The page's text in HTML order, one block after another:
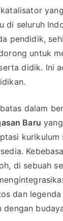
seluruh
pendidik,
untuk
didik. Ini
dalam
Baru
di sebuah
dan
dengan